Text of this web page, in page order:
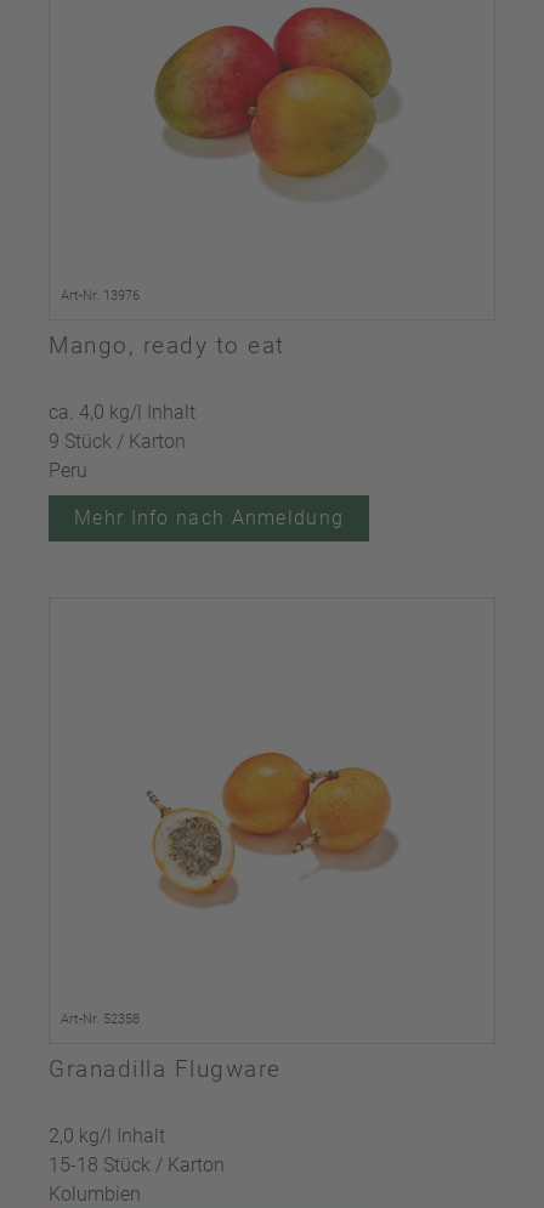
Art-Nr. 13976
Mango, ready to eat
ca. 4,0 kg/l Inhalt
9 Stück / Karton
Peru
Mehr Info nach Anmeldung
Art-Nr. 52358
Granadilla Flugware
2,0 kg/l Inhalt
15-18 Stück / Karton
Kolumbien